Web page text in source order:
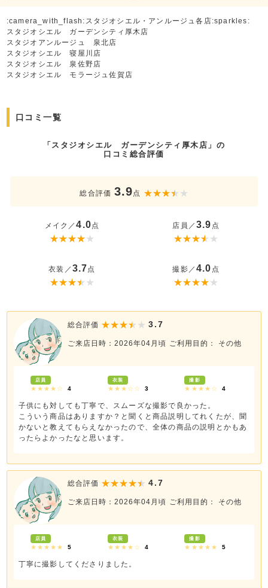
:camera_with_flash:スタジオシエル・アンルージュ各店:sparkles:
スタジオシエル ガーデンシティ厚木店
スタジオアンルージュ 泉北店
スタジオシエル 寝屋川店
スタジオシエル 泉佐野店
スタジオシエル モラージュ佐賀店
口コミ一覧
「スタジオシエル ガーデンシティ厚木店」の
口コミ総合評価
総合評価 3.9点
メイク／4.0点 店員／ 3.9 点
衣装／ 3.7点 撮影／ 4.0 点
総合評価 3.7
ご来店日時：2026年04月頃 ご利用目的： その他
店員
★★★★☆ 4
衣装
★★★☆☆ 3
撮影
★★★★☆ 4
子供にも対しても丁寧で、スムーズな撮影で良かった。
こういう商品はありますか？と聞くと商品説明してれくたが、聞
かないと教えてもらえなかったので、全体の商品の説明とかもあ
ったらよかったなと思います。
総合評価 4.7
ご来店日時：2026年04月頃 ご利用目的： その他
店員
★★★★★ 5
衣装
★★★★☆ 4
撮影
★★★★★ 5
丁寧に撮影してくださりました。